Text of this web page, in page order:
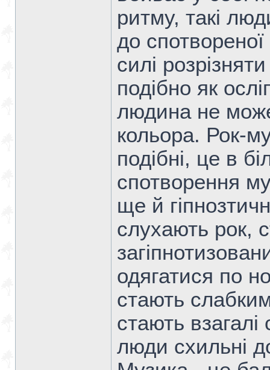
ритму, такі
до
силі
подібно як
людина не
кольора. Рок-
подібні, це в
спотворення
ще й
слухають рок,
одягатися по
стають
стають
люди схильні